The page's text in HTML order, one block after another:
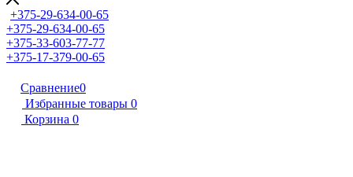
+375-29-634-00-65
+375-29-634-00-65
+375-33-603-77-77
+375-17-379-00-65
Сравнение0
Избранные товары 0
Корзина 0